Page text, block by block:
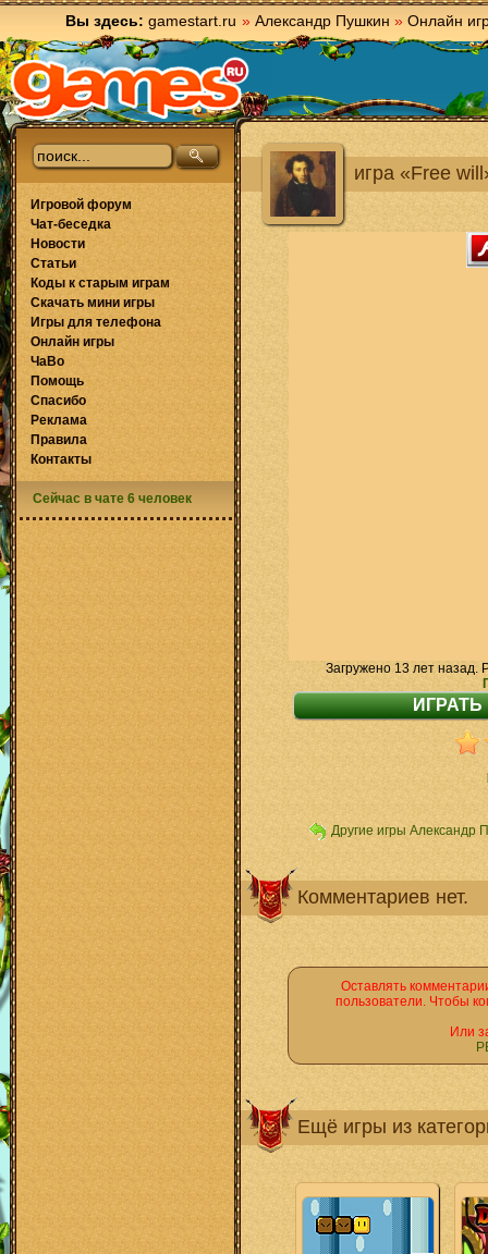
Вы здесь: gamestart.ru » Александр Пушкин » Онлайн
игра «Free
Загружено 13 лет назад.
Другие игры Александр
Комментариев нет.
Оставлять
пользователи. Чтобы
Или
Ещё игры из
Игровой форум
Чат-беседка
Новости
Статьи
Коды к старым играм
Скачать мини игры
Игры для телефона
Онлайн игры
ЧаВо
Помощь
Спасибо
Реклама
Правила
Контакты
Сейчас в чате 6 человек